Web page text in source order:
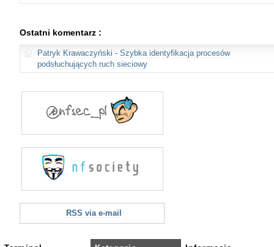
Ostatni komentarz :
Patryk Krawaczyński - Szybka identyfikacja procesów
podsłuchujących ruch sieciowy
RSS via e-mail